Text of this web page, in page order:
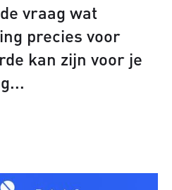
vraag wat
precies voor
kan zijn voor je